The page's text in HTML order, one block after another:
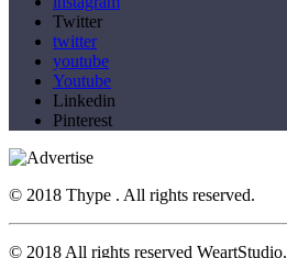
Twitter
twitter
youtube
Youtube
Linkedin
Pinterest
© 2018 Thype . All rights reserved.
© 2018 All rights reserved WeartStudio.